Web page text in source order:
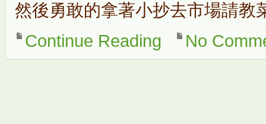
然後勇敢的拿著小抄去市場請教
Continue Reading
No